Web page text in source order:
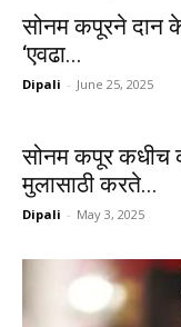
सोनम कपूरने दान
‘एवढा...
Dipali - June 25, 2025
सोनम कपूर कधीच
मुलासाठी करते...
Dipali - May 3, 2025